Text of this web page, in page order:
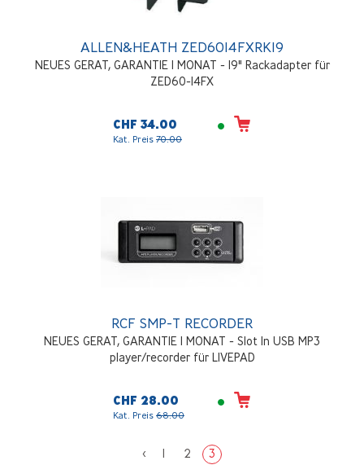
ALLEN&HEATH ZED6014FXRK19
NEUES GERAT, GARANTIE 1 MONAT - 19" Rackadapter für
ZED60-14FX
CHF 34.00
Kat. Preis 70.00
RCF SMP-T RECORDER
NEUES GERAT, GARANTIE 1 MONAT - Slot In USB MP3
player/recorder für LIVEPAD
CHF 28.00
Kat. Preis 68.00
< 1 2 3